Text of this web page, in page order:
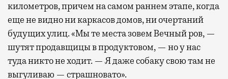
километров, причем на самом раннем этапе, когда
еще не видно ни каркасов домов, ни очертаний
будущих улиц. «Мы те места зовем Вечный ров, —
шутят продавщицы в продуктовом, — но у нас
туда никто не ходит. — Я даже собаку свою там не
выгуливаю — страшновато».